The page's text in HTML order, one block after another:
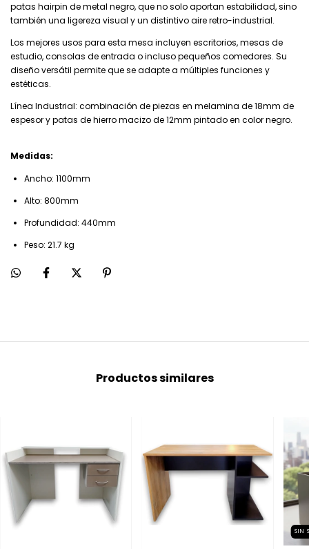
patas hairpin de metal negro, que no solo aportan estabilidad, sino
también una ligereza visual y un distintivo aire retro-industrial.
Los mejores usos para esta mesa incluyen escritorios, mesas de
estudio, consolas de entrada o incluso pequeños comedores. Su
diseño versátil permite que se adapte a múltiples funciones y
estéticas.
Línea Industrial: combinación de piezas en melamina de 18mm de
espesor y patas de hierro macizo de 12mm pintado en color negro.
Medidas:
Ancho: 1100mm
Alto: 800mm
Profundidad: 440mm
Peso: 21.7 kg
Productos similares
SIN